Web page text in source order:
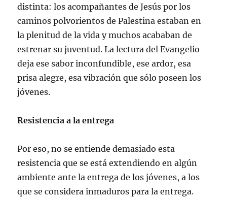
distinta: los acompañantes de Jesús por los
caminos polvorientos de Palestina estaban en
la plenitud de la vida y muchos acababan de
estrenar su juventud. La lectura del Evangelio
deja ese sabor inconfundible, ese ardor, esa
prisa alegre, esa vibración que sólo poseen los
jóvenes.
Resistencia a la entrega
Por eso, no se entiende demasiado esta
resistencia que se está extendiendo en algún
ambiente ante la entrega de los jóvenes, a los
que se considera inmaduros para la entrega.